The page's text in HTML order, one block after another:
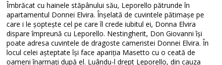
Îmbrăcat cu hainele stăpânului său, Leporello pătrunde în
apartamentul Donnei Elvira. Înșelată de cuvintele pătimașe pe
care i le șoptește cel pe care îl crede iubitul ei, Donna Elvira
dispare împreună cu Leporello. Nestingherit, Don Giovanni își
poate adresa cuvintele de dragoste cameristei Donnei Elvira. În
locul celei așteptate își face apariția Masetto cu o ceată de
oameni înarmați după el. Luându-l drept Leporello, din cauza